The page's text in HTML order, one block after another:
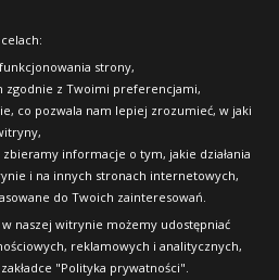
strony,
zgodnie z Twoimi preferencjami,
co pozwala nam lepiej zrozumieć, w jaki
informacje o tym, jakie działania
i na innych stronach internetowych,
do Twoich zainteresowań.
naszej witrynie możemy udostępniać
reklamowych i analitycznych,
"Polityka prywatności".